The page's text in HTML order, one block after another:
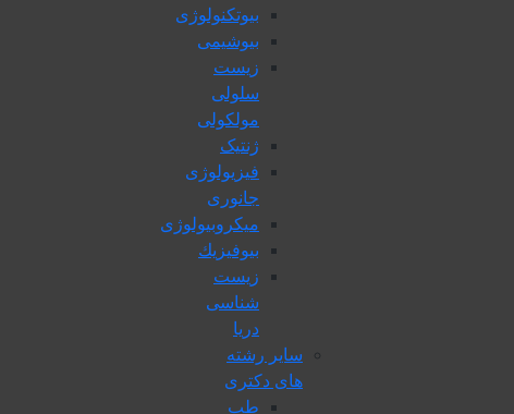
بیوتکنولوژی
بیوشیمی
زیست
سلولی
مولکولی
ژنتیک
فیزیولوژی
جانوری
میکروبیولوژی
بيوفيزيك
زیست
شناسی
دریا
سایر رشته
های دکتری
طب